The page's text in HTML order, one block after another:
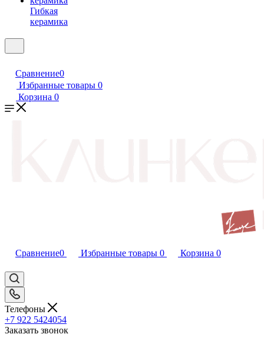
Гибкая
керамика
Сравнение0
Избранные товары 0
Корзина 0
Сравнение0 Избранные товары 0 Корзина 0
Телефоны
+7 922 5424054
Заказать звонок